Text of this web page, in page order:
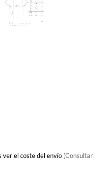
el coste del envío (Consultar